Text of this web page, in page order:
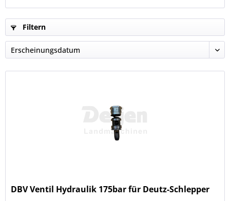
Filtern
DBV Ventil Hydraulik 175bar für Deutz-Schlepper